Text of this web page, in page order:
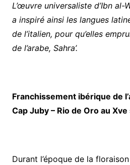
L’œuvre universaliste d’Ibn al-
a inspiré ainsi les langues
de l’italien, pour qu’elles
de l’arabe, Sahra’.
Franchissement ibérique de
Cap Juby – Rio de Oro au
Durant l’époque de la